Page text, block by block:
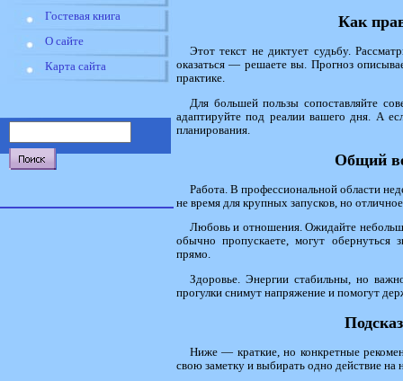
Гостевая книга
О сайте
Карта сайта
Как
Этот текст не диктует судьбу.
оказаться — решаете вы. Прогноз
практике.
Для большей пользы сопоставляйте
адаптируйте под реалии вашего дня. А
планирования.
Общий
Работа. В профессиональной области
не время для крупных запусков, но
Любовь и отношения. Ожидайте
обычно пропускаете, могут обернуться
прямо.
Здоровье. Энергии стабильны, но
прогулки снимут напряжение и помогут
Ниже — краткие, но конкретные
свою заметку и выбирать одно действие на